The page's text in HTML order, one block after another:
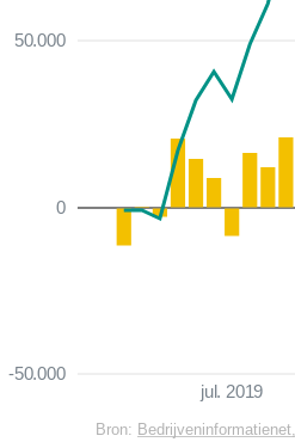
jul. 2019
-50.000
0
50.000
Bron: